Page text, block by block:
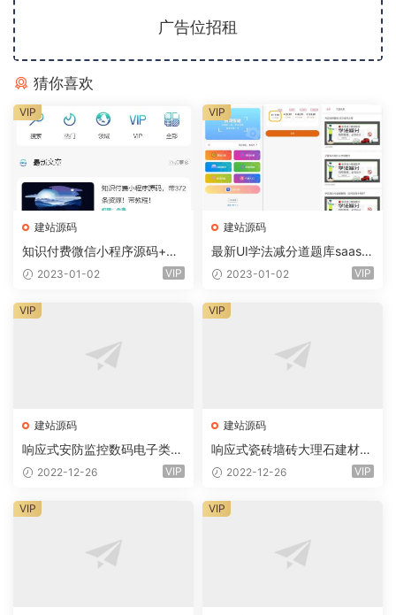
广告位招租
猜你喜欢
建站源码
知识付费微信小程序源码+前
端+教程
2023-01-02 VIP
VIP
建站源码
最新UI学法减分道题库saas系
统商业专业版小程序+前端
2023-01-02 VIP
VIP
建站源码
响应式安防监控数码电子类企
业网站eyoucms易优模板(pc
2022-12-26 VIP
VIP
建站源码
响应式瓷砖墙砖大理石建材类
网站eyoucms易优模板(pc+
2022-12-26 VIP
VIP
VIP VIP